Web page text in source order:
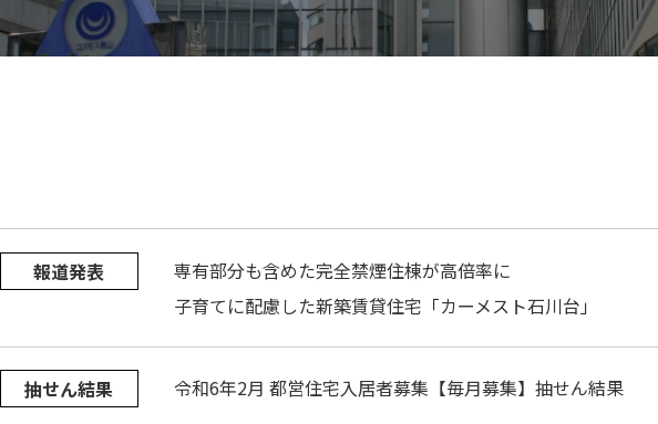
報道発表
専有部分も含めた完全禁煙住棟が高倍率に
子育てに配慮した新築賃貸住宅「カーメスト石川台」
抽せん結果 令和6年2月 都営住宅入居者募集【毎月募集】抽せん結果